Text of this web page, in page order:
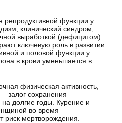
функции у
клинический синдром,
выработкой (дефицитом)
ключевую роль в развитии
и половой функции у
в крови уменьшается в
физическая активность,
– залог сохранения
на долгие годы. Курение и
во время
риск мертворождения.